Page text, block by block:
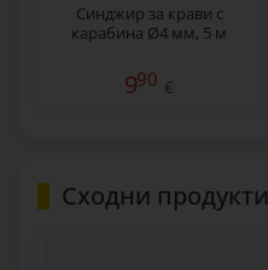
Синджир за крави с
карабина Ø4 мм, 5 м
990 €
Сходни продукти